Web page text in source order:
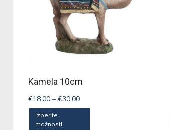
Kamela 10cm
€18.00 – €30.00Cenovni
razpon:
Izberite
možnosti